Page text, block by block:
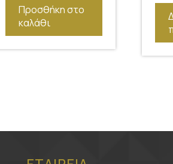
Προσθήκη στο
καλάθι